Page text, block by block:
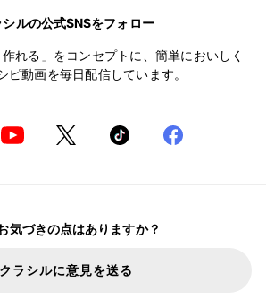
シルの公式SNSをフォロー
作れる」をコンセプトに、簡単においしく
ピ動画を毎日配信しています。
気づきの点はありますか？
クラシルに意見を送る